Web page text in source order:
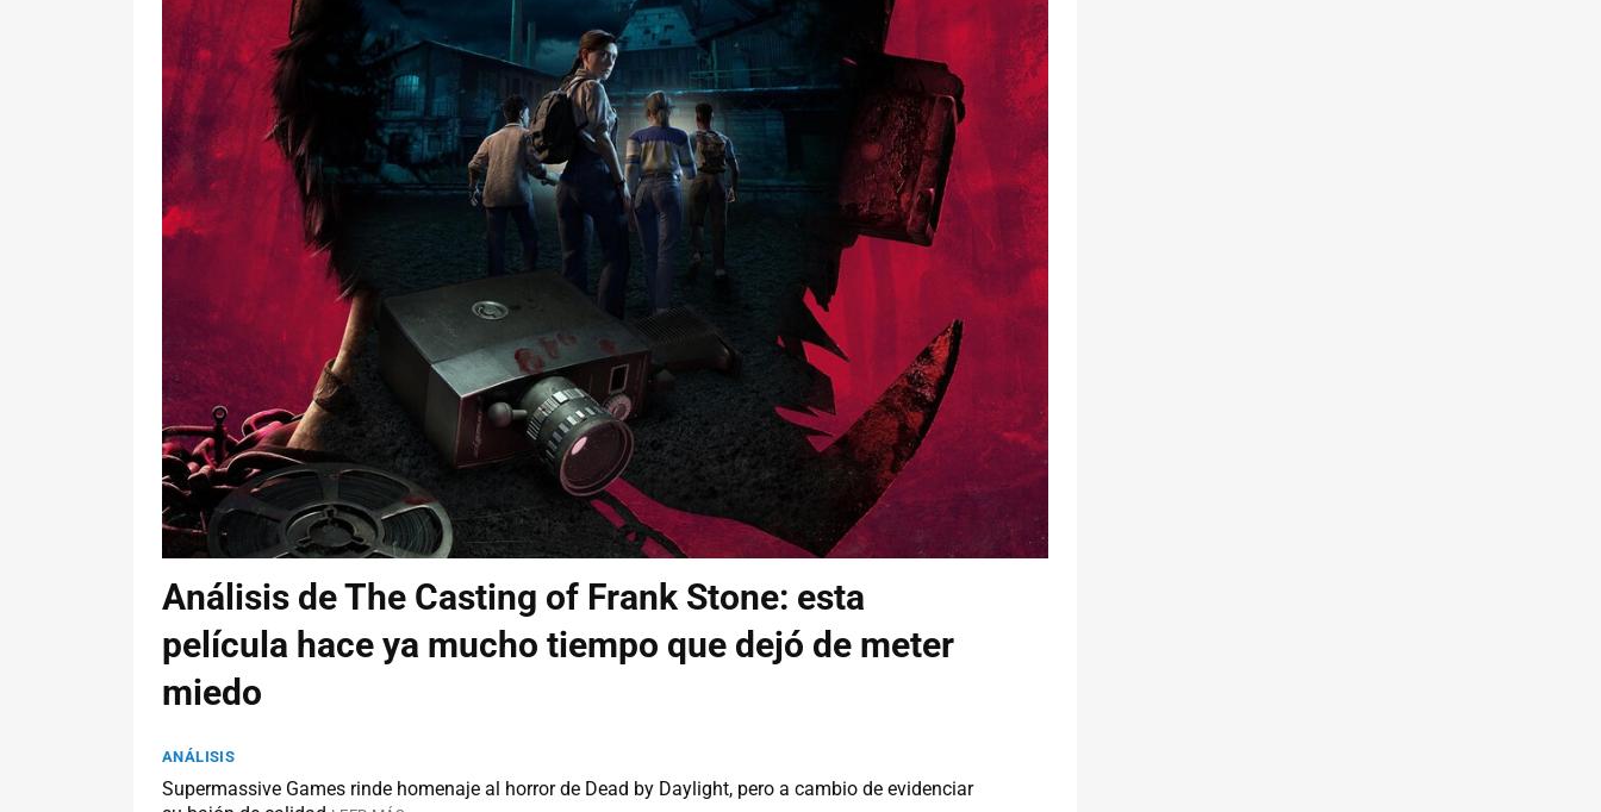
Análisis de The Casting of Frank Stone: esta
película hace ya mucho tiempo que dejó de meter
miedo
ANÁLISIS
Supermassive Games rinde homenaje al horror de Dead by Daylight, pero a cambio de evidenciar